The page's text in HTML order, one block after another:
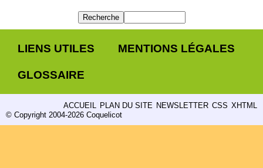
LIENS UTILES MENTIONS LÉGALES
GLOSSAIRE
ACCUEIL PLAN DU SITE NEWSLETTER CSS XHTML
© Copyright 2004-2026 Coquelicot